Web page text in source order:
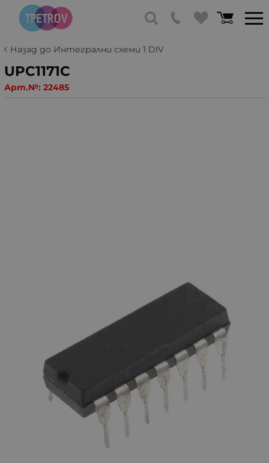
Назад до Интегрални схеми 1 DIV
UPC1171C
Арт.№: 22485